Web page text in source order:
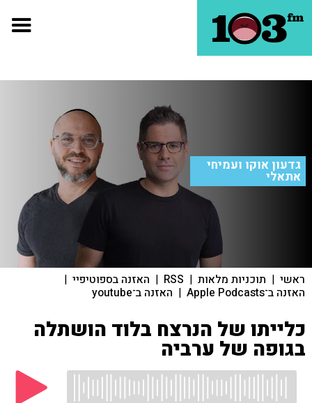
גדעון אוקו ועמיחי
אתאלי
ראשי | תוכניות מלאות |
RSS
| האזנה בספוטיפיי |
האזנה ב־Apple Podcasts | האזנה ב־youtube
כלייתו של הנרצח בלוד הושתלה
בגופה של ערביה